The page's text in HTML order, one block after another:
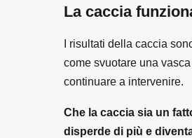
La caccia
I risultati della caccia
come svuotare una
continuare a intervenire.
Che la caccia sia un
disperde di più e